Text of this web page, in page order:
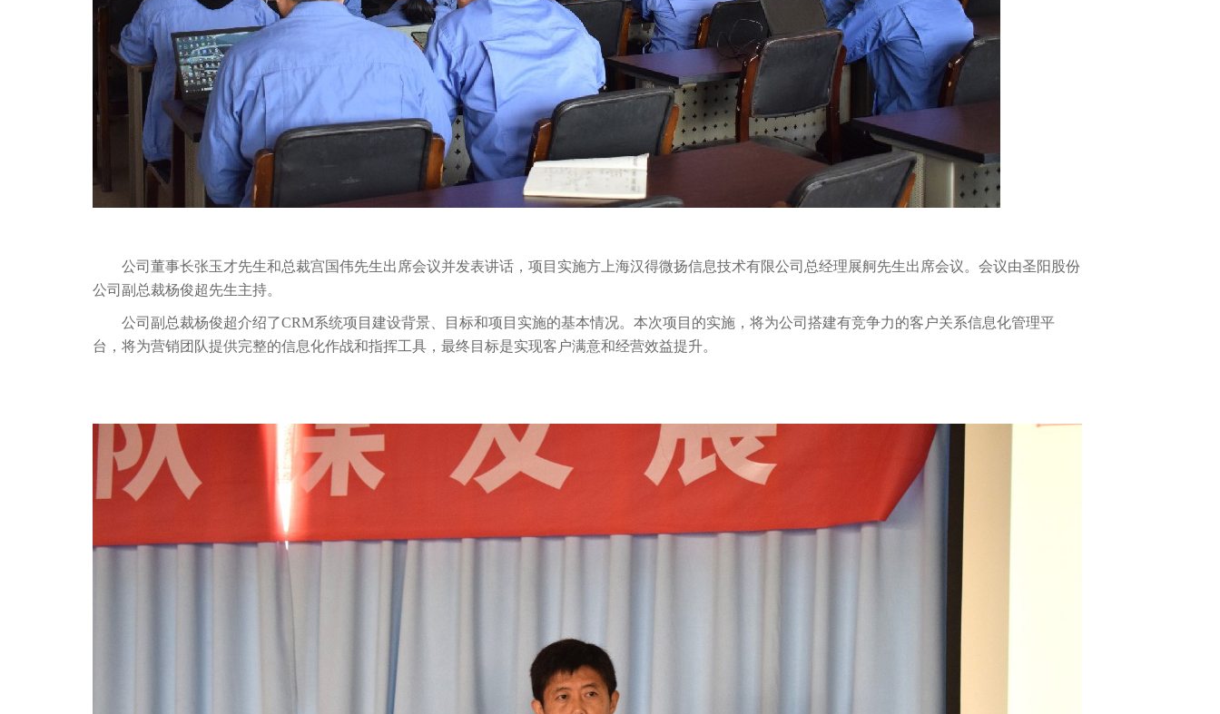
公司董事长张玉才先生和总裁宫国伟先生出席会议并发表讲话，项目实施方上海汉得微扬信息技术有限公司总经理展舸先生出席会议。会议由圣阳股份
公司副总裁杨俊超先生主持。
公司副总裁杨俊超介绍了CRM系统项目建设背景、目标和项目实施的基本情况。本次项目的实施，将为公司搭建有竞争力的客户关系信息化管理平
台，将为营销团队提供完整的信息化作战和指挥工具，最终目标是实现客户满意和经营效益提升。